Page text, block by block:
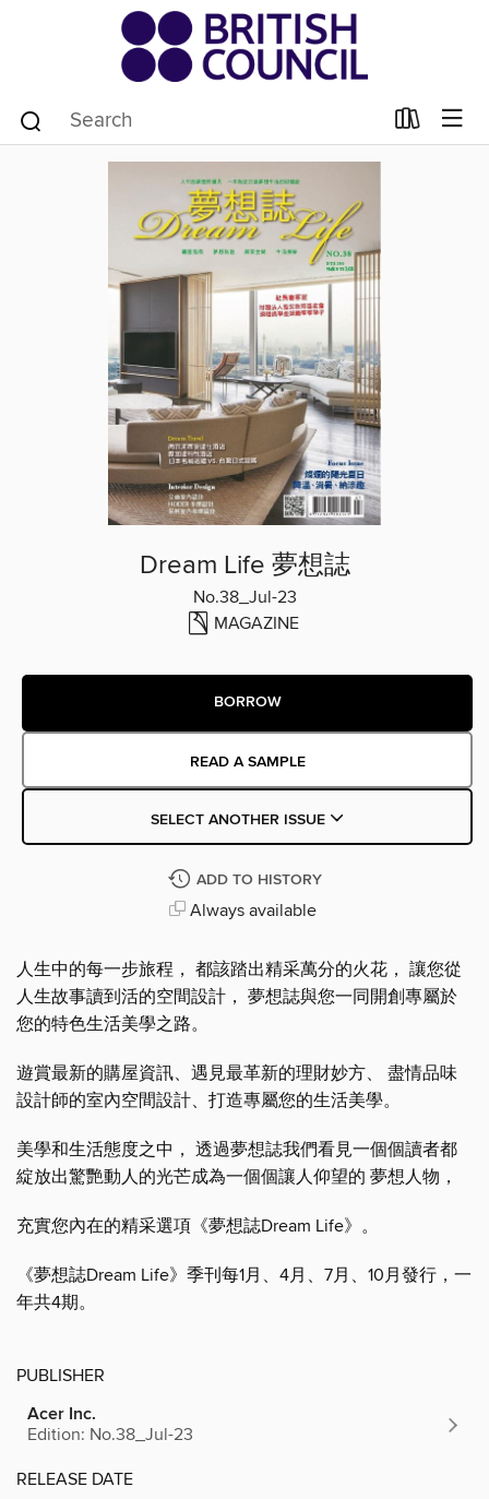
Dream Life 夢想誌
No.38_Jul-23
MAGAZINE
BORROW
READ A SAMPLE
SELECT ANOTHER ISSUE
ADD TO HISTORY
Always available
人生中的每一步旅程， 都該踏出精采萬分的火花， 讓您從
人生故事讀到活的空間設計， 夢想誌與您一同開創專屬於
您的特色生活美學之路。
遊賞最新的購屋資訊、遇見最革新的理財妙方、 盡情品味
設計師的室內空間設計、打造專屬您的生活美學。
美學和生活態度之中， 透過夢想誌我們看見一個個讀者都
綻放出驚艷動人的光芒成為一個個讓人仰望的 夢想人物，
充實您內在的精采選項《夢想誌Dream Life》。
《夢想誌Dream Life》季刊每1月、4月、7月、10月發行，一
年共4期。
PUBLISHER
Acer Inc.
Edition: No.38_Jul-23
RELEASE DATE